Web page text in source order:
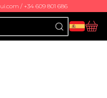
/ +34 609 801 686